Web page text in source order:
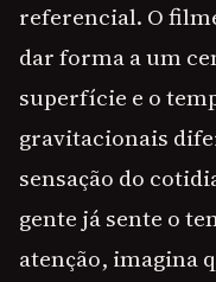
referencial. O
dar forma a um
superfície e o
gravitacionais
sensação do
gente já sente o
atenção, imagina